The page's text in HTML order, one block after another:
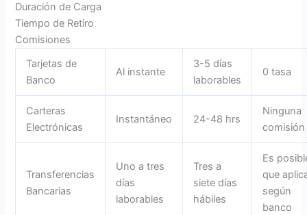
Duración de Carga
Tiempo de Retiro
Comisiones
Tarjetas de
Banco
Al instante
3-5 días
laborables
0 tasa
Carteras
Electrónicas
Instantáneo 24-48 hrs
Ninguna
comisión
Transferencias
Bancarias
Uno a tres
días
laborables
Tres a
siete días
hábiles
Es
que
según
banco